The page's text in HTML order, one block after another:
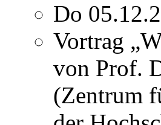
Do
Vortrag
von Prof.
(Zentrum